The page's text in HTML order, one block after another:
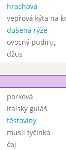
hrachová
vepřová kýta na
dušená rýže
ovocný puding,
džus
porková
italský guláš
těstoviny
musli tyčinka
čaj